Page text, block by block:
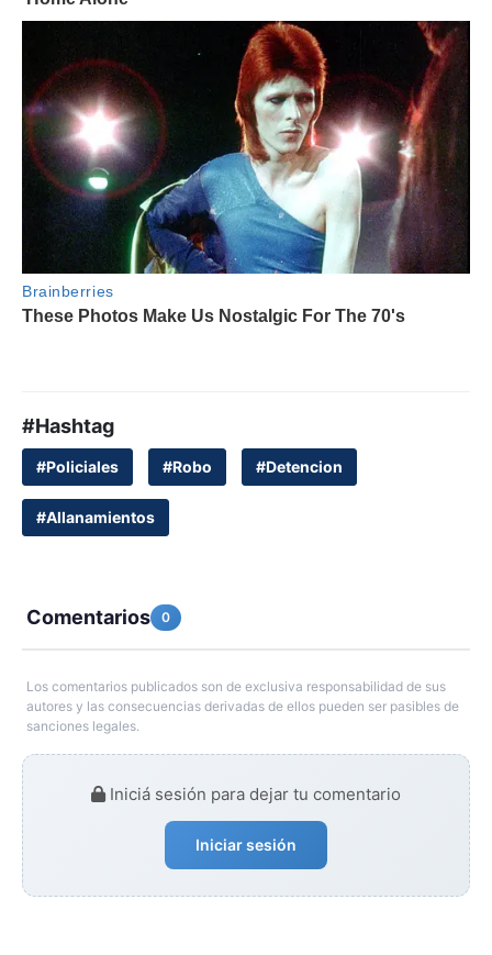
#Hashtag
#Policiales #Robo #Detencion
#Allanamientos
Comentarios 0
Los comentarios publicados son de exclusiva responsabilidad de sus
autores y las consecuencias derivadas de ellos pueden ser pasibles de
sanciones legales.
Iniciá sesión para dejar tu comentario
Iniciar sesión